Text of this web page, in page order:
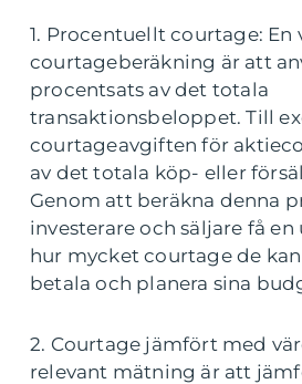
1. Procentuellt courtage:
courtageberäkning är att
procentsats av det totala
transaktionsbeloppet. Till
courtageavgiften för
av det totala köp- eller
Genom att beräkna denna
investerare och säljare få
hur mycket courtage de
betala och planera sina
2. Courtage jämfört med
relevant mätning är att